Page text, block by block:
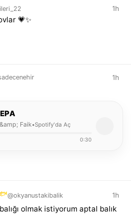
1h
💗✨
1h
Faik•Spotify'da Aç
0:30
@okyanustakibalik 1h
olmak istiyorum aptal balık